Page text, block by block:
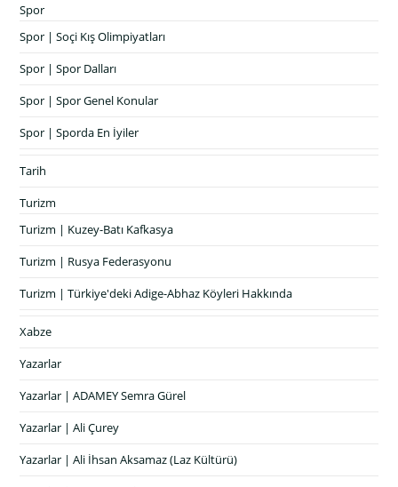
Spor
Spor | Soçi Kış Olimpiyatları
Spor | Spor Dalları
Spor | Spor Genel Konular
Spor | Sporda En İyiler
Tarih
Turizm
Turizm | Kuzey-Batı Kafkasya
Turizm | Rusya Federasyonu
Turizm | Türkiye'deki Adige-Abhaz Köyleri Hakkında
Xabze
Yazarlar
Yazarlar | ADAMEY Semra Gürel
Yazarlar | Ali Çurey
Yazarlar | Ali İhsan Aksamaz (Laz Kültürü)